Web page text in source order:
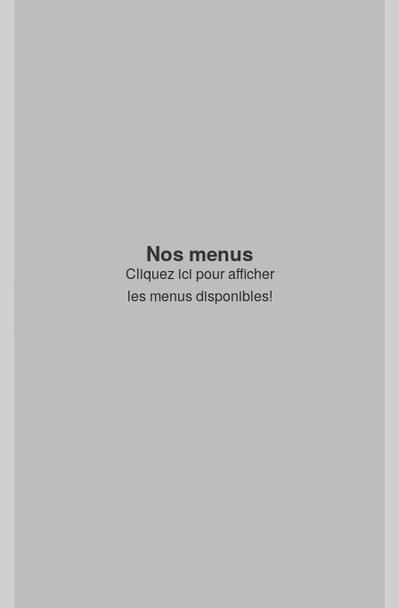
Nos menus
Cliquez ici pour afficher
les menus disponibles!